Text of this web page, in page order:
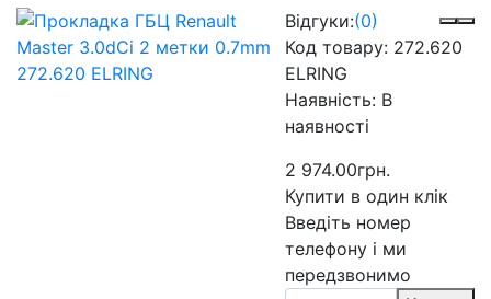
Відгуки:(0)
Код товару: 272.620
ELRING
Наявність: В
наявності
2 974.00грн.
Купити в один клік
Введіть номер
телефону і ми
передзвонимо